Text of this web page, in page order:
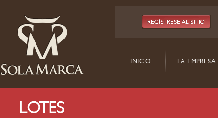
INICIO LA EMPRESA
LOTES